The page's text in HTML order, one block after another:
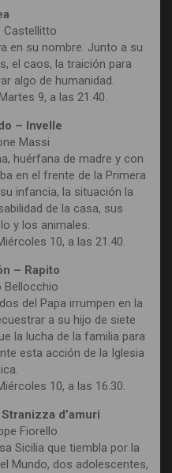
Castellitto
en su nombre. Junto a su
el caos, la traición para
algo de humanidad.
9, a las 21.40.
– Invelle
Massi
huérfana de madre y con
en el frente de la Primera
infancia, la situación la
de la casa, sus
y los animales.
10, a las 21.40.
– Rapito
Bellocchio
del Papa irrumpen en la
a su hijo de siete
la lucha de la familia para
esta acción de la Iglesia
10, a las 16.30.
d’amuri
Fiorello
Sicilia que tiembla por la
Mundo, dos adolescentes,